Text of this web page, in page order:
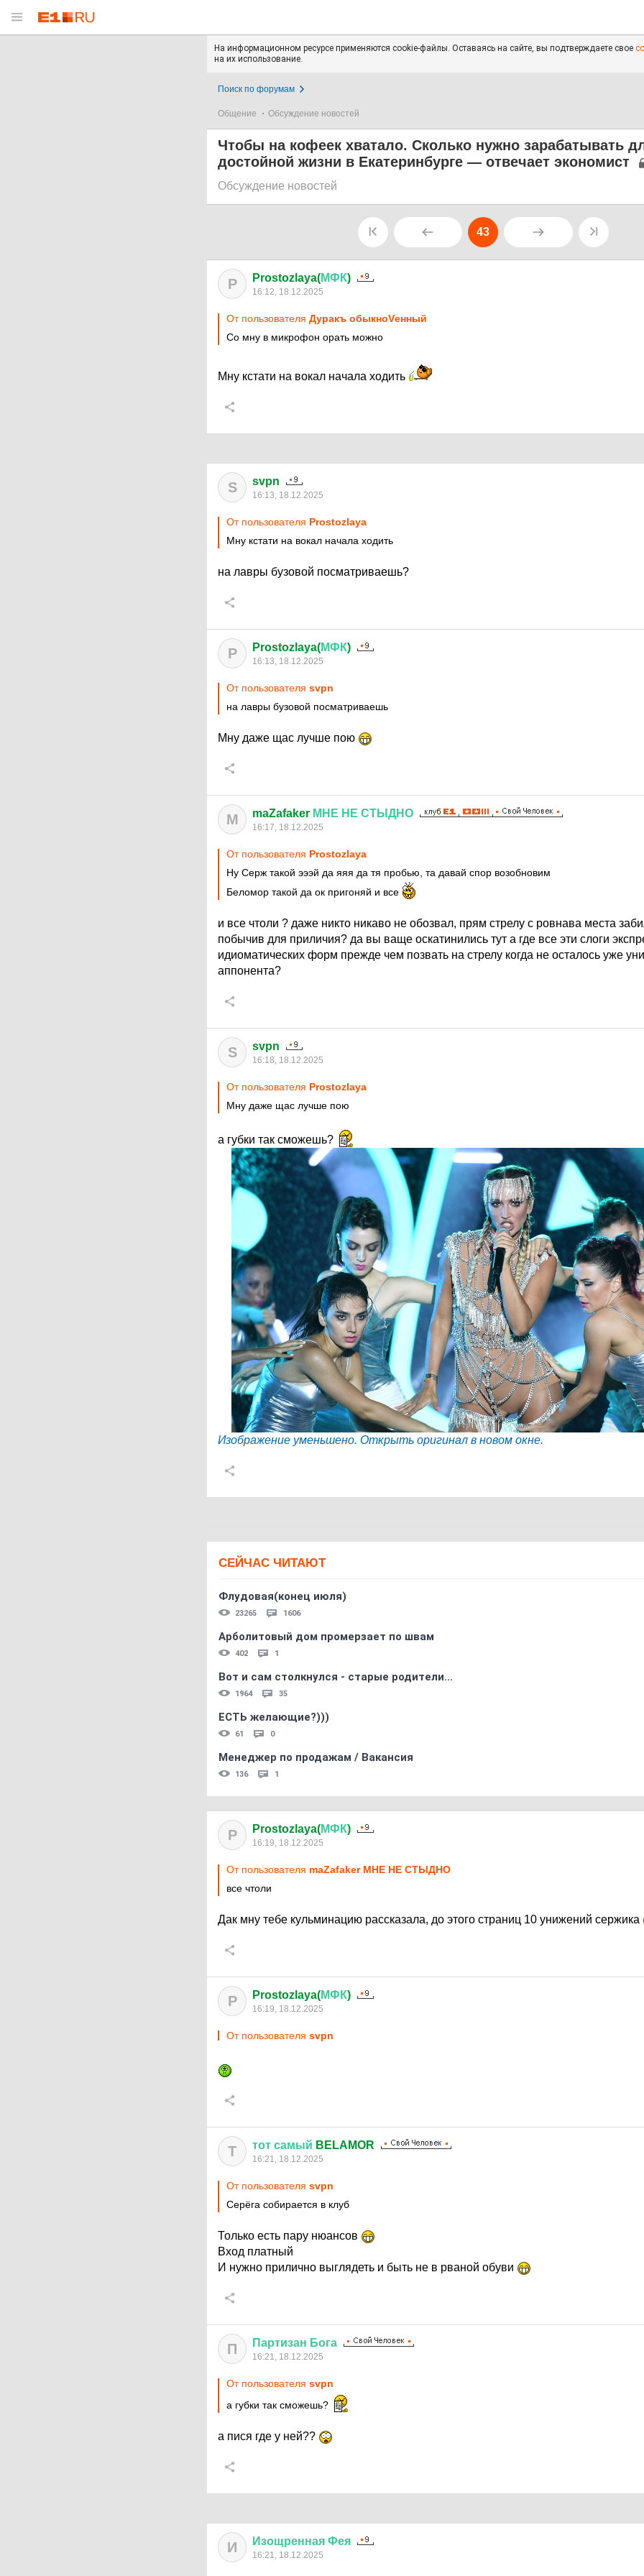
На информационном ресурсе применяются cookie-файлы. Оставаясь на сайте, вы подтверждаете свое
на их использование.
Поиск по форумам
Общение Обсуждение новостей
Чтобы на кофеек хватало. Сколько нужно зарабатывать
достойной жизни в Екатеринбурге — отвечает экономист
Обсуждение новостей
43
P Prostozlaya(МФК)
16:12, 18.12.2025
От пользователя Дуракъ обыкноVенный
Со мну в микрофон орать можно
Мну кстати на вокал начала ходить
S svpn
16:13, 18.12.2025
От пользователя Prostozlaya
Мну кстати на вокал начала ходить
на лавры бузовой посматриваешь?
P Prostozlaya(МФК)
16:13, 18.12.2025
От пользователя svpn
на лавры бузовой посматриваешь
Мну даже щас лучше пою
M maZafaker МНЕ НЕ СТЫДНО
16:17, 18.12.2025
От пользователя Prostozlaya
Ну Серж такой эээй да яяя да тя пробью, та давай спор возобновим
Беломор такой да ок пригоняй и все
и все чтоли ? даже никто никаво не обозвал, прям стрелу с ровнава места
побычив для приличия? да вы ваще оскатинились тут а где все эти слоги
идиоматических форм прежде чем позвать на стрелу когда не осталось уже
аппонента?
S svpn
16:18, 18.12.2025
От пользователя Prostozlaya
Мну даже щас лучше пою
а губки так сможешь?
Изображение уменьшено. Открыть оригинал в новом окне.
СЕЙЧАС ЧИТАЮТ
Флудовая(конец июля)
23265 1606
Арболитовый дом промерзает по швам
402 1
Вот и сам столкнулся - старые родители...
1964 35
ЕСТЬ желающие?)))
61 0
Менеджер по продажам / Вакансия
136 1
P Prostozlaya(МФК)
16:19, 18.12.2025
От пользователя maZafaker МНЕ НЕ СТЫДНО
все чтоли
Дак мну тебе кульминацию рассказала, до этого страниц 10 унижений сержика
P Prostozlaya(МФК)
16:19, 18.12.2025
От пользователя svpn
Т тот самый BELAMOR
16:21, 18.12.2025
От пользователя svpn
Серёга собирается в клуб
Только есть пару нюансов
Вход платный
И нужно прилично выглядеть и быть не в рваной обуви
П Партизан Бога
16:21, 18.12.2025
От пользователя svpn
а губки так сможешь?
а пися где у ней??
И Изощренная Фея
16:21, 18.12.2025